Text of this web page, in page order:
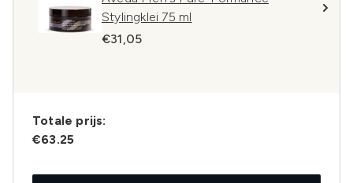
Stylingklei 75 ml
€31,05
Totale prijs:
€63.25